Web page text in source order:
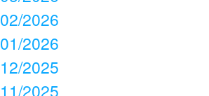
02/2026
01/2026
12/2025
11/2025